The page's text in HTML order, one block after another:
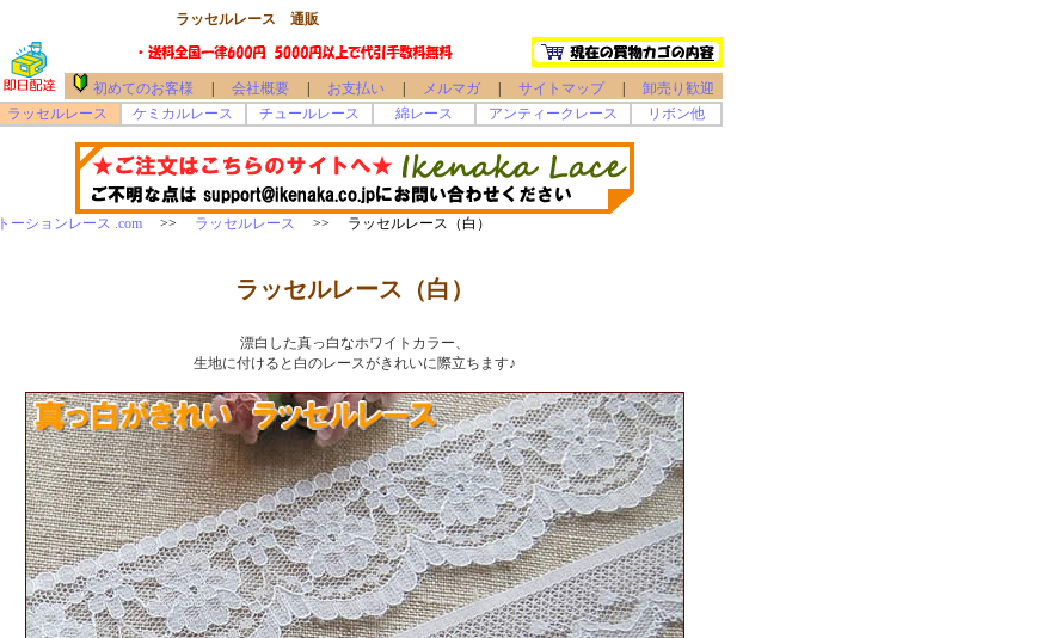
ラッセルレース 通販
初めてのお客様 会社概要| お支払い| メルマガ| サイトマップ| 卸売り歓迎
ラッセルレース ケミカルレース チュールレース 綿レース アンティークレース リボン他
トーションレース .com>> ラッセルレース >> ラッセルレース（白）
ラッセルレース（白）
漂白した真っ白なホワイトカラー、
生地に付けると白のレースがきれいに際立ちます♪